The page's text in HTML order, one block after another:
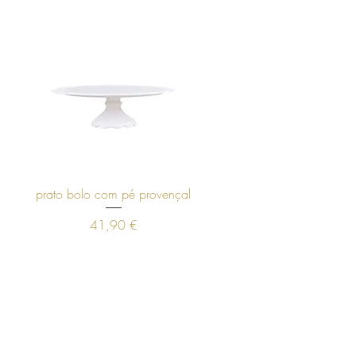
Visualização rápida
prato bolo com pé provençal
Preço
41,90 €